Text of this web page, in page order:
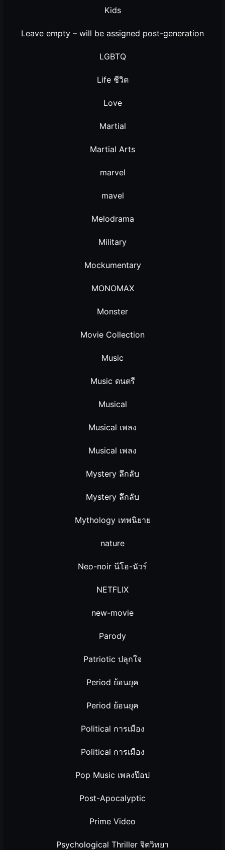
Kids
Leave empty – will be assigned post-generation
LGBTQ
Life ชีวิต
Love
Martial
Martial Arts
marvel
mavel
Melodrama
Military
Mockumentary
MONOMAX
Monster
Movie Collection
Music
Music ดนตรี
Musical
Musical เพลง
Musical เพลง
Mystery ลึกลับ
Mystery ลึกลับ
Mythology เทพนิยาย
nature
Neo-noir นีโอ-นัวร์
NETFLIX
new-movie
Parody
Patriotic ปลุกใจ
Period ย้อนยุค
Period ย้อนยุค
Political การเมือง
Political การเมือง
Pop Music เพลงป๊อป
Post-Apocalyptic
Prime Video
Psychological Thriller จิตวิทยา